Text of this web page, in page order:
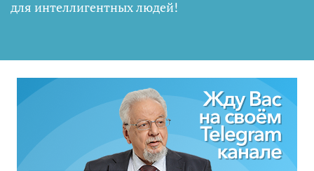
для интеллигентных людей!